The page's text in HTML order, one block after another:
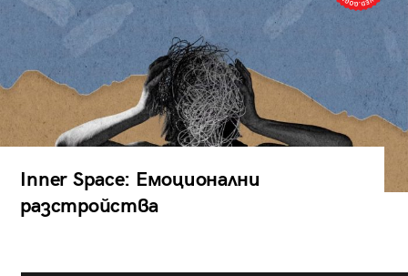
Inner Space: Емоционални
разстройства